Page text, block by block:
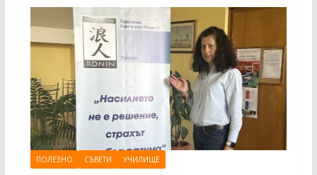
ПОЛЕЗНО СЪВЕТИ УЧИЛИЩЕ